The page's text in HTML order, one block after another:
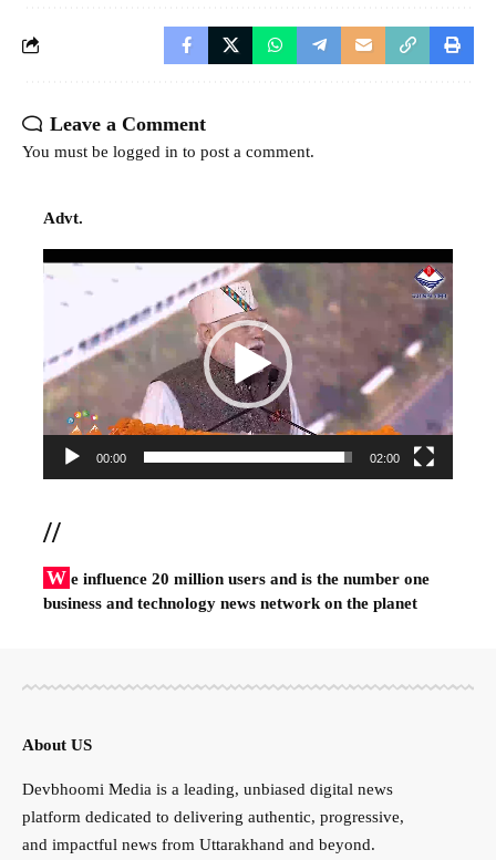
Leave a Comment
You must be logged in to post a comment.
Advt.
Video
00:00 02:00
//
W e influence 20 million users and is the number one
business and technology news network on the planet
About US
Devbhoomi Media is a leading, unbiased digital news
platform dedicated to delivering authentic, progressive,
and impactful news from Uttarakhand and beyond.